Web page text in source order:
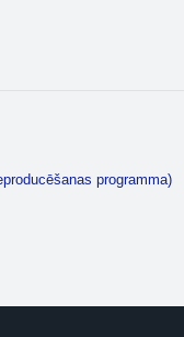
programma)